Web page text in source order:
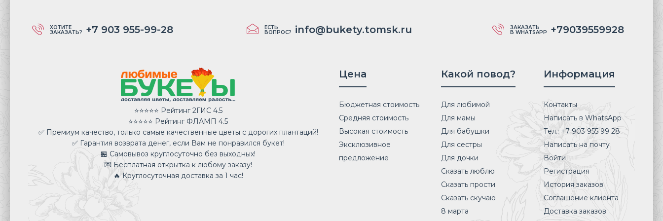
ХОТИТЕ
ЗАКАЗАТЬ? +7 903 955-99-28 ЕСТЬ
ВОПРОС? info@bukety.tomsk.ru ЗАКАЗАТЬ
В WHATSAPP +79039559928
⭐⭐⭐⭐⭐ Рейтинг 2ГИС 4.5
⭐⭐⭐⭐⭐ Рейтинг ФЛАМП 4.5
✅ Премиум качество, только самые качественные цветы с дорогих плантаций!
✅ Гарантия возврата денег, если Вам не понравился букет!
🏪 Самовывоз круглосуточно без выходных!
💌 Бесплатная открытка к любому заказу!
🔥 Круглосуточная доставка за 1 час!
Цена
Бюджетная стоимость
Средняя стоимость
Высокая стоимость
Эксклюзивное
предложение
Какой повод?
Для любимой
Для мамы
Для бабушки
Для сестры
Для дочки
Сказать люблю
Сказать прости
Сказать скучаю
8 марта
Информация
Контакты
Написать в WhatsApp
Тел.: +7 903 955 99 28
Написать на почту
Войти
Регистрация
История заказов
Соглашение клиента
Доставка заказов